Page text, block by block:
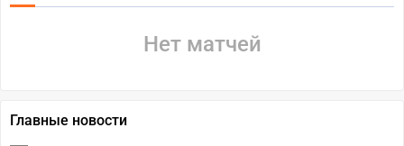
Нет матчей
Главные новости